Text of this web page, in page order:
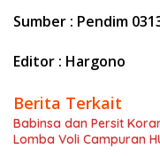
Sumber : Pendim
Editor : Hargono
Berita Terkait
Babinsa dan Persit
Lomba Voli Campuran